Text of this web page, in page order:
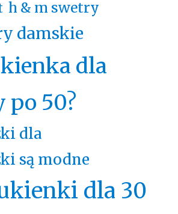
h & m swetry
damskie
dla
po 50?
dla
są modne
dla 30